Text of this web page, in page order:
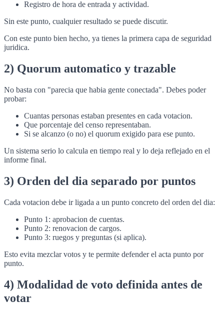
Registro de hora de entrada y actividad.
Sin este punto, cualquier resultado se puede discutir.
Con este punto bien hecho, ya tienes la primera capa de seguridad
juridica.
2) Quorum automatico y trazable
No basta con "parecia que habia gente conectada". Debes poder
probar:
Cuantas personas estaban presentes en cada votacion.
Que porcentaje del censo representaban.
Si se alcanzo (o no) el quorum exigido para ese punto.
Un sistema serio lo calcula en tiempo real y lo deja reflejado en el
informe final.
3) Orden del dia separado por puntos
Cada votacion debe ir ligada a un punto concreto del orden del dia:
Punto 1: aprobacion de cuentas.
Punto 2: renovacion de cargos.
Punto 3: ruegos y preguntas (si aplica).
Esto evita mezclar votos y te permite defender el acta punto por
punto.
4) Modalidad de voto definida antes de
votar